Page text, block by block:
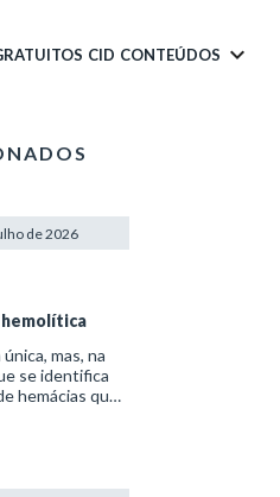
CID CONTEÚDOS
de 2026
mas, na
se identifica
hemácias que
é de apro